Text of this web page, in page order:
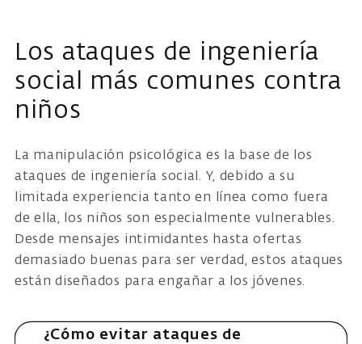
Los ataques de ingeniería
social más comunes contra
niños
La manipulación psicológica es la base de los
ataques de ingeniería social. Y, debido a su
limitada experiencia tanto en línea como fuera
de ella, los niños son especialmente vulnerables.
Desde mensajes intimidantes hasta ofertas
demasiado buenas para ser verdad, estos ataques
están diseñados para engañar a los jóvenes.
¿Cómo evitar ataques de